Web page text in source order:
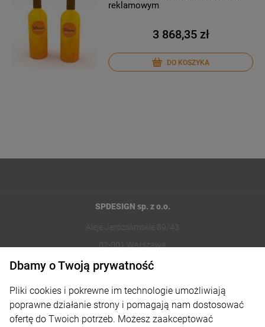
reklamowym
3 868,35 zł
DO KOSZYKA
SPDESIGN sp. z o.o.
Aleje Jerozolimskie 89/43
02-001 Warszawa
sklep@reklamydrukarnia.pl
Moje konto
Dbamy o Twoją prywatność
Pliki cookies i pokrewne im technologie umożliwiają
poprawne działanie strony i pomagają nam dostosować
ofertę do Twoich potrzeb. Możesz zaakceptować